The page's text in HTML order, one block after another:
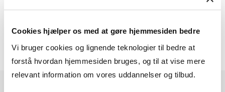
Cookies hjælper os med at gøre hjemmesiden bedre
Vi bruger cookies og lignende teknologier til bedre at
forstå hvordan hjemmesiden bruges, og til at vise mere
relevant information om vores uddannelser og tilbud.
Hjælp til at bruge WTO Stats